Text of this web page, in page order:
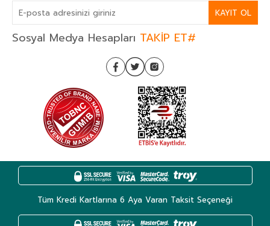
KAYIT OL
Sosyal Medya Hesapları TAKİP ET#
Tüm Kredi Kartlarına 6 Aya Varan Taksit Seçeneği